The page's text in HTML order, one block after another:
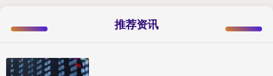
推荐资讯